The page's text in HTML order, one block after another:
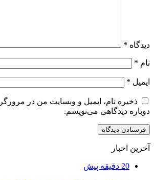
دیدگاه *
نام *
ایمیل *
ذخیره نام، ایمیل و وبسایت من در
دوباره دیدگاهی می‌نویسم.
آخرین اخبار
20 دقیقه پیش